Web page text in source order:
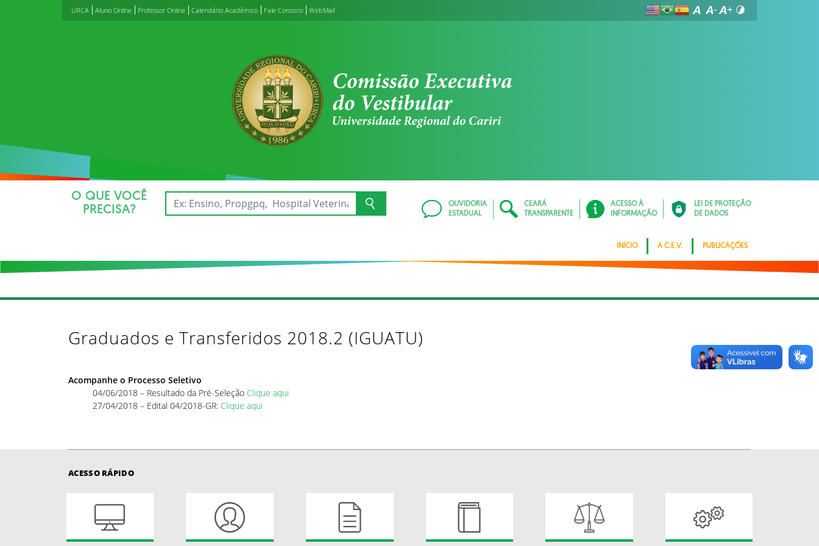
URCA Aluno Online Professor Online Calendário Acadêmico Fale Conosco WebMail
O QUE VOCÊ
PRECISA?
OUVIDORIA
ESTADUAL
CEARÁ
TRANSPARENTE
ACESSO À
INFORMAÇÃO
LEI DE PROTEÇÃO
DE DADOS
INÍCIO A C.E.V. PUBLICAÇÕES
Graduados e Transferidos 2018.2 (IGUATU)
Acompanhe o Processo Seletivo
04/06/2018 – Resultado da Pré-Seleção Clique aqui
27/04/2018 – Edital 04/2018-GR: Clique aqui
ACESSO RÁPIDO